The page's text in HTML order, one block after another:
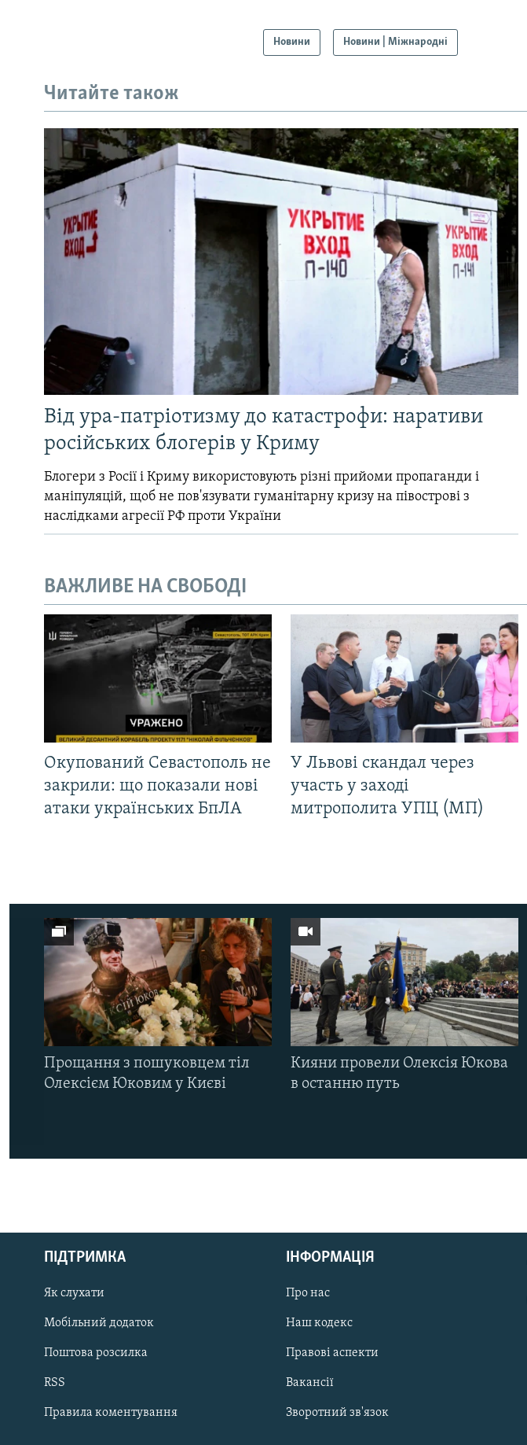
РУС
ДОЛУЧАЙСЯ!
Новини Новини | Міжнародні
Читайте також
Від ура-патріотизму до катастрофи: наративи
російських блогерів у Криму
Блогери з Росії і Криму використовують різні прийоми пропаганди і
маніпуляцій, щоб не пов'язувати гуманітарну кризу на півострові з
наслідками агресії РФ проти України
ВАЖЛИВЕ НА СВОБОДІ
Окупований Севастополь не
закрили: що показали нові
атаки українських БпЛА
У Львові скандал через
участь у заході
митрополита УПЦ (МП)
Прощання з пошуковцем тіл
Олексієм Юковим у Києві
Кияни провели Олексія Юкова
в останню путь
ПІДТРИМКА
Як слухати
Мобільний додаток
Поштова розсилка
RSS
Правила коментування
ІНФОРМАЦІЯ
Про нас
Наш кодекс
Правові аспекти
Вакансії
Зворотний зв'язок